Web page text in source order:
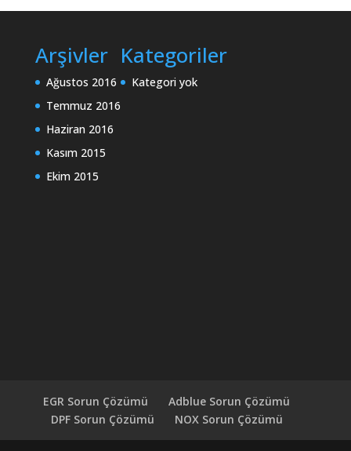
Arşivler
Ağustos 2016
Temmuz 2016
Haziran 2016
Kasım 2015
Ekim 2015
Kategoriler
Kategori yok
EGR Sorun Çözümü
Adblue Sorun Çözümü
DPF Sorun Çözümü
NOX Sorun Çözümü